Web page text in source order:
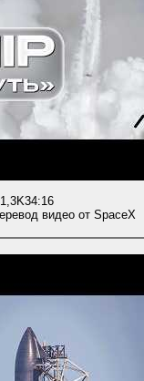
1,3K34:16
видео от SpaceX